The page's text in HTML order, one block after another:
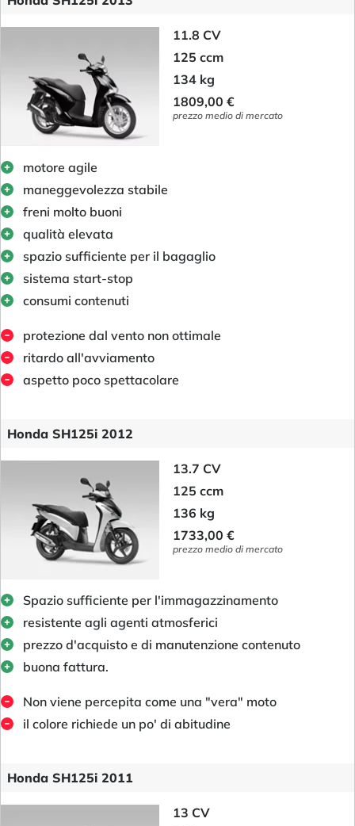
11.8 CV
125 ccm
134 kg
1809,00 €
prezzo medio di mercato
motore agile
maneggevolezza stabile
freni molto buoni
qualità elevata
spazio sufficiente per il bagaglio
sistema start-stop
consumi contenuti
protezione dal vento non ottimale
ritardo all'avviamento
aspetto poco spettacolare
Honda SH125i 2012
13.7 CV
125 ccm
136 kg
1733,00 €
prezzo medio di mercato
Spazio sufficiente per l'immagazzinamento
resistente agli agenti atmosferici
prezzo d'acquisto e di manutenzione contenuto
buona fattura.
Non viene percepita come una "vera" moto
il colore richiede un po' di abitudine
Honda SH125i 2011
13 CV